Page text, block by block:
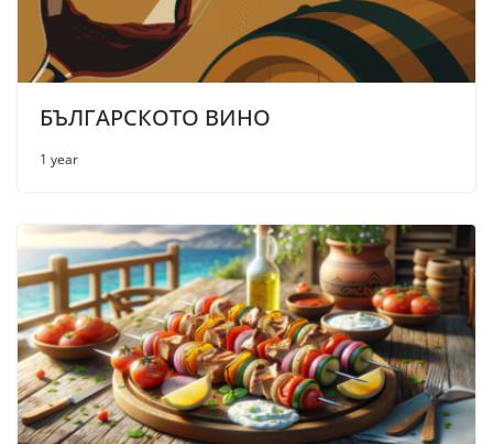
БЪЛГАРСКОТО ВИНО
1 year